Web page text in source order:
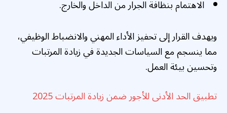
الاهتمام بنظافة الجرار من الداخل والخارج.
ويهدف القرار إلى تحفيز الأداء المهني والانضباط الوظيفي،
مما ينسجم مع السياسات الجديدة في زيادة المرتبات
وتحسين بيئة العمل.
تطبيق الحد الأدنى للأجور ضمن زيادة المرتبات 2025